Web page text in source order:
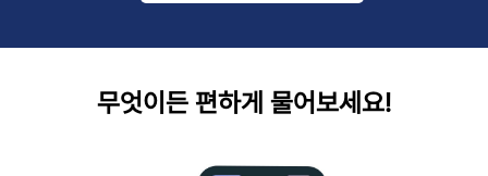
무엇이든 편하게 물어보세요!